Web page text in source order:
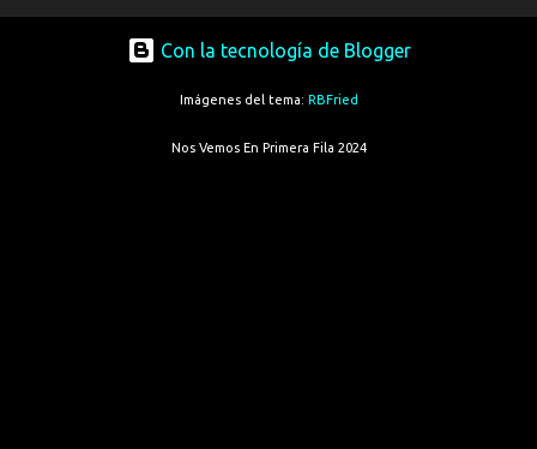
Con la tecnología de Blogger
Imágenes del tema: RBFried
Nos Vemos En Primera Fila 2024